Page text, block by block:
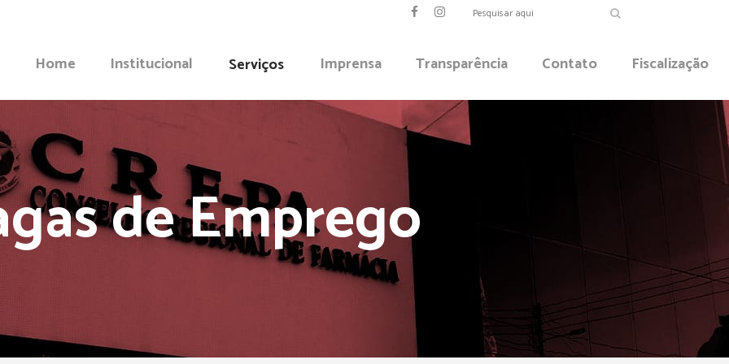
Home Institucional Serviços Imprensa Transparência Contato Fiscalização
de Emprego